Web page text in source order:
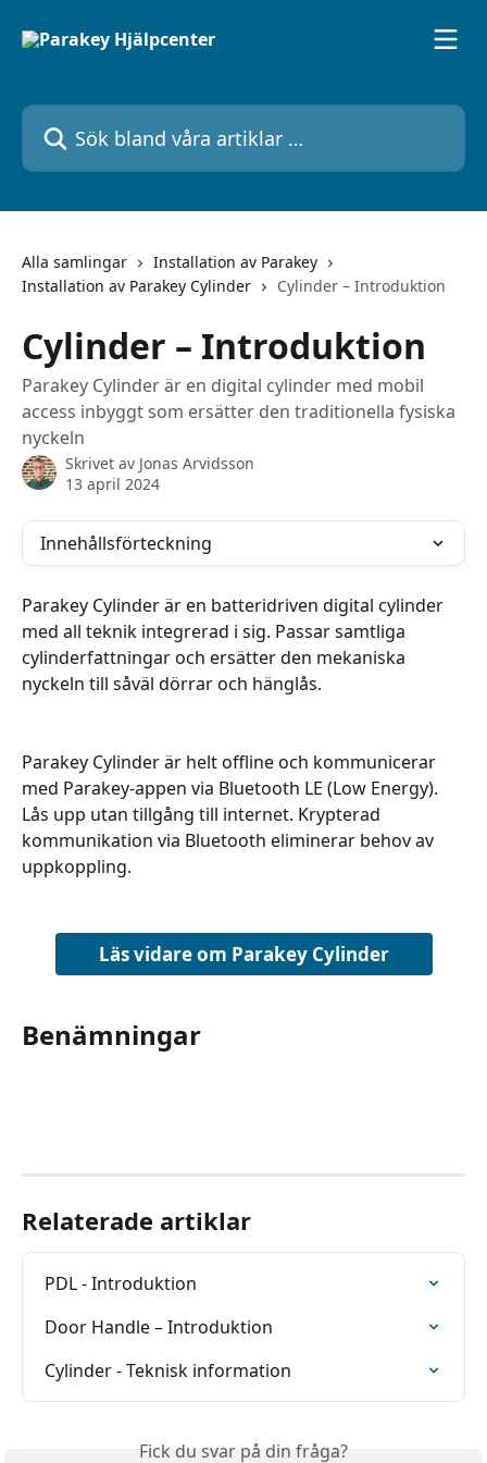
Sök bland våra artiklar …
Alla samlingar
Installation av Parakey
Installation av Parakey Cylinder
Cylinder – Introduktion
Cylinder – Introduktion
Parakey Cylinder är en digital cylinder med mobil
access inbyggt som ersätter den traditionella fysiska
nyckeln
Skrivet av Jonas Arvidsson
13 april 2024
Innehållsförteckning
Parakey Cylinder är en batteridriven digital cylinder
med all teknik integrerad i sig. Passar samtliga
cylinderfattningar och ersätter den mekaniska
nyckeln till såväl dörrar och hänglås.
Parakey Cylinder är helt offline och kommunicerar
med Parakey-appen via Bluetooth LE (Low Energy).
Lås upp utan tillgång till internet. Krypterad
kommunikation via Bluetooth eliminerar behov av
uppkoppling.
Läs vidare om Parakey Cylinder
Benämningar
Relaterade artiklar
PDL - Introduktion
Door Handle – Introduktion
Cylinder - Teknisk information
Fick du svar på din fråga?